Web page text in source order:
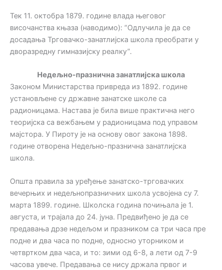
Тек 11. октобра 1879. године влада његовог
височанства књаза (наводимо): “Одлучила је да се
досадања Трговачко-занатлијска школа преобрати у
дворазредну гимназијску реалку”.
Недељно-празнична занатлијска школа
Законом Министарства привреда из 1892. године
установљене су државне занатске школе са
радионицама. Настава је била више практична него
теоријска са вежбањем у радионицама под управом
мајстора. У Пироту је на основу овог закона 1898.
године отворена Недељно-празнична занатлијска
школа.
Општа правила за уређење занатско-трговачких
вечерњих и недељнопразничних школа усвојена су 7.
марта 1899. године. Школска година почињала је 1.
августа, и трајала до 24. јуна. Предвиђено је да се
предавања дрзе недељом и празником са три часа пре
подне и два часа по подне, односно уторником и
четвртком два часа, и то: зими од 6-8, а лети од 7-9
часова увече. Предавања се нису држала првог и